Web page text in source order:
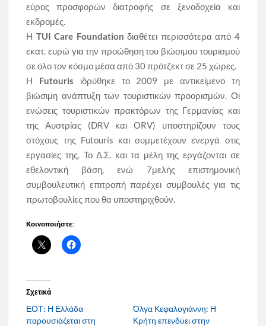
εύρος προσφορών διατροφής σε ξενοδοχεία και
εκδρομές.
Η TUI Care Foundation διαθέτει περισσότερα από 4
εκατ. ευρώ για την προώθηση του βιώσιμου τουρισμού
σε όλο τον κόσμο μέσα από 30 πρότζεκτ σε 25 χώρες.
H Futouris ιδρύθηκε το 2009 με αντικείμενο τη
βιώσιμη ανάπτυξη των τουριστικών προορισμών. Οι
ενώσεις τουριστικών πρακτόρων της Γερμανίας και
της Αυστρίας (DRV και ΟRV) υποστηρίζουν τους
στόχους της Futouris και συμμετέχουν ενεργά στις
εργασίες της. Το Δ.Σ. και τα μέλη της εργάζονται σε
εθελοντική βάση, ενώ 7μελής επιστημονική
συμβουλευτική επιτροπή παρέχει συμβουλές για τις
πρωτοβουλίες που θα υποστηριχθούν.
Κοινοποιήστε:
Σχετικά
ΕΟΤ: Η Ελλάδα
παρουσιάζεται στη
Όλγα Κεφαλογιάννη: Η
Κρήτη επενδύει στην